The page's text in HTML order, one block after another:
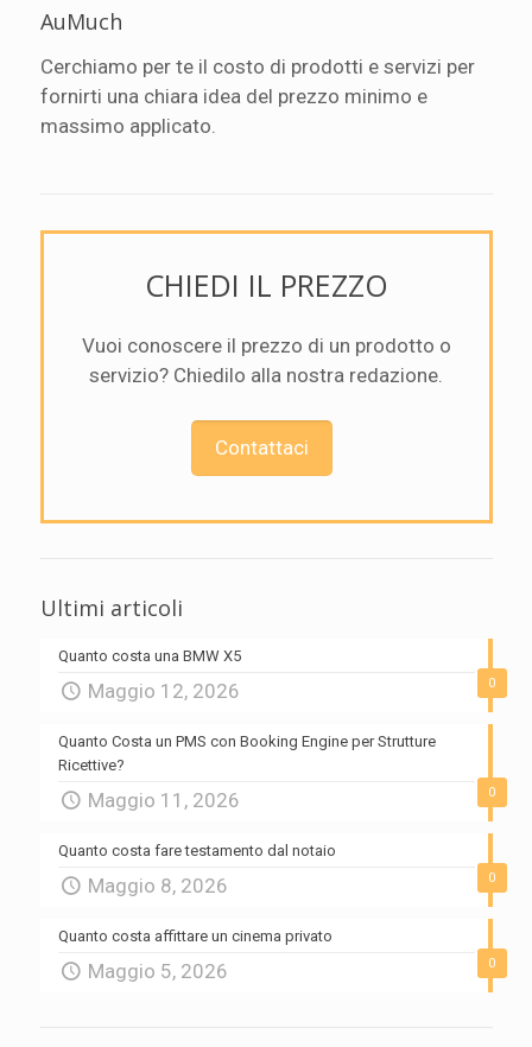
AuMuch
Cerchiamo per te il costo di prodotti e servizi per
fornirti una chiara idea del prezzo minimo e
massimo applicato.
CHIEDI IL PREZZO
Vuoi conoscere il prezzo di un prodotto o
servizio? Chiedilo alla nostra redazione.
Contattaci
Ultimi articoli
0
Quanto costa una BMW X5
Maggio 12, 2026
0
Quanto Costa un PMS con Booking Engine per Strutture
Ricettive?
Maggio 11, 2026
0
Quanto costa fare testamento dal notaio
Maggio 8, 2026
0
Quanto costa affittare un cinema privato
Maggio 5, 2026